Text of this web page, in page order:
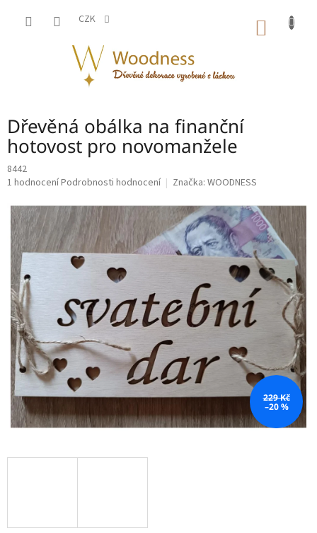
CZK
Dřevěná obálka na finanční
hotovost pro novomanžele
8442
Průměrné
produktu
je
5,0
hvězdiček.
1 hodnoceníPodrobnosti hodnocení Značka: WOODNESS
229 Kč
–20 %